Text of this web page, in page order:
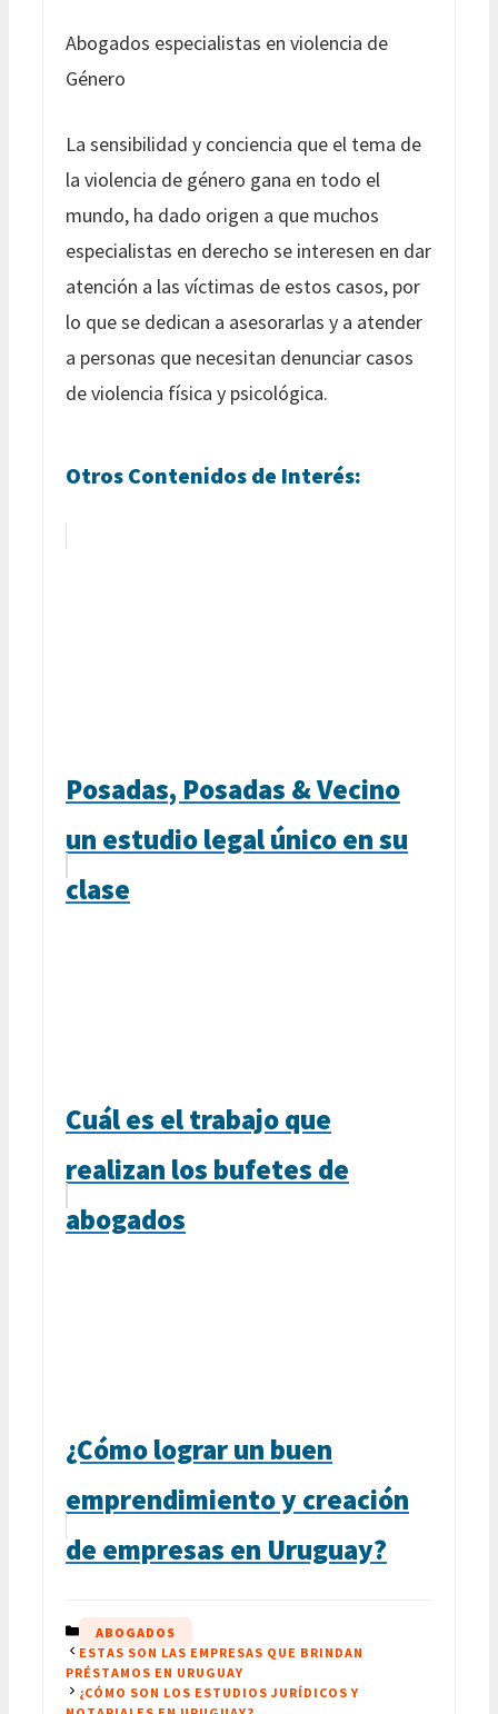
Abogados especialistas en violencia de
Género
La sensibilidad y conciencia que el tema de
la violencia de género gana en todo el
mundo, ha dado origen a que muchos
especialistas en derecho se interesen en dar
atención a las víctimas de estos casos, por
lo que se dedican a asesorarlas y a atender
a personas que necesitan denunciar casos
de violencia física y psicológica.
Otros Contenidos de Interés:
Posadas, Posadas & Vecino
un estudio legal único en su
clase
Cuál es el trabajo que
realizan los bufetes de
abogados
¿Cómo lograr un buen
emprendimiento y creación
de empresas en Uruguay?
CATEGORÍAS
ABOGADOS
ESTAS SON LAS EMPRESAS QUE BRINDAN
PRÉSTAMOS EN URUGUAY
¿CÓMO SON LOS ESTUDIOS JURÍDICOS Y